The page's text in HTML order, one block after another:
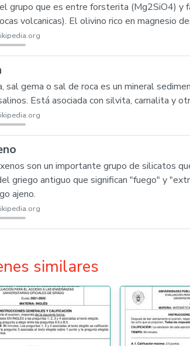
grupo que es entre forsterita (Mg2SiO4) y
volcanicas). El olivino rico en magnesio
sal gema o sal de roca es un mineral
Está asociada con silvita, carnalita y
son un importante grupo de silicatos
griego antiguo que significan "fuego" y
ajeno.
similares